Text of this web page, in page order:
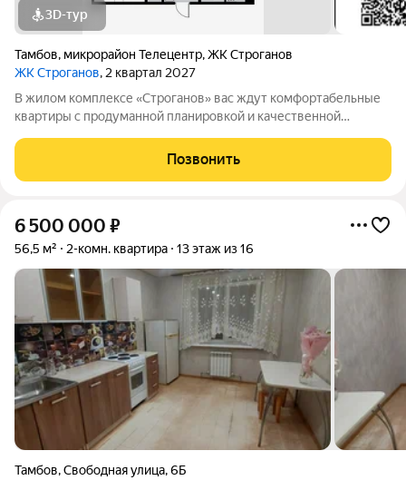
3D-тур
Тамбов, микрорайон Телецентр,ЖК Строганов
ЖК Строганов, 2 квартал 2027
В жилом комплексе «Строганов» вас ждут комфортабельные
квартиры с продуманной планировкой и качественной
уютные однокомнатные и просторные двухкомнатные
квартиры, с эргономичными планировками,
Позвонить
6 500 000 ₽
56,5 м² 2-комн. квартира 13 этаж из 16
Тамбов,Свободная улица,6Б